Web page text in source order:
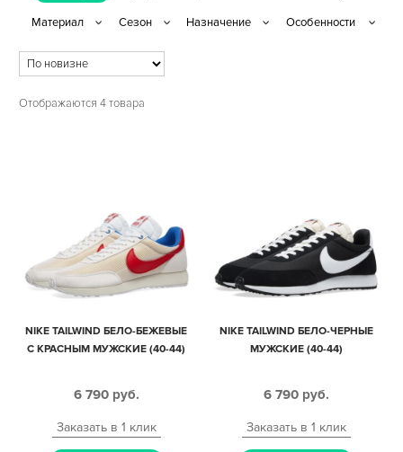
Отображаются 4 товара
NIKE TAILWIND БЕЛО-БЕЖЕВЫЕ
С КРАСНЫМ МУЖСКИЕ (40-44)
6 790 руб.
Заказать в 1 клик
NIKE TAILWIND БЕЛО-ЧЕРНЫЕ
МУЖСКИЕ (40-44)
6 790 руб.
Заказать в 1 клик